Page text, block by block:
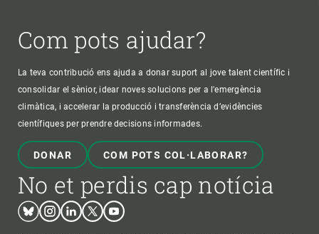
Com pots ajudar?
La teva contribució ens ajuda a donar suport al jove talent científic i
consolidar el sènior, idear noves solucions per a l'emergència
climàtica, i accelerar la producció i transferència d’evidències
científiques per prendre decisions informades.
DONAR COM POTS COL·LABORAR?
No et perdis cap notícia
BlueskyInstagram
LinkedinTwitterYoutube